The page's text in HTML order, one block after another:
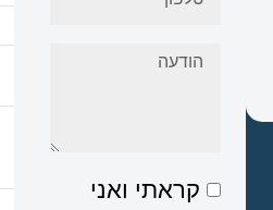
קראתי ואני